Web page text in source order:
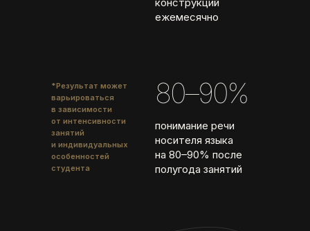
ежемесячно
80–90%
понимание речи
носителя языка
на 80–90% после
полугода занятий
*Результат может
варьироваться
в зависимости
от интенсивности
занятий
и индивидуальных
особенностей
студента